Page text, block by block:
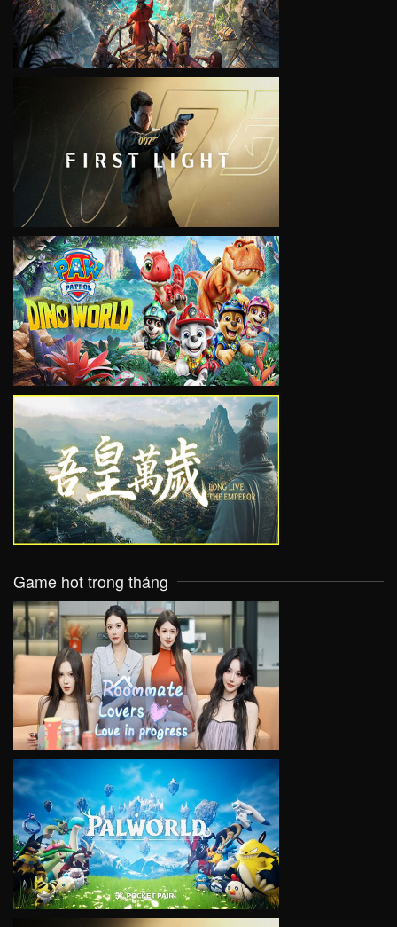
VIEW
VIEW
VIEW
Game hot trong tháng
VIEW
VIEW